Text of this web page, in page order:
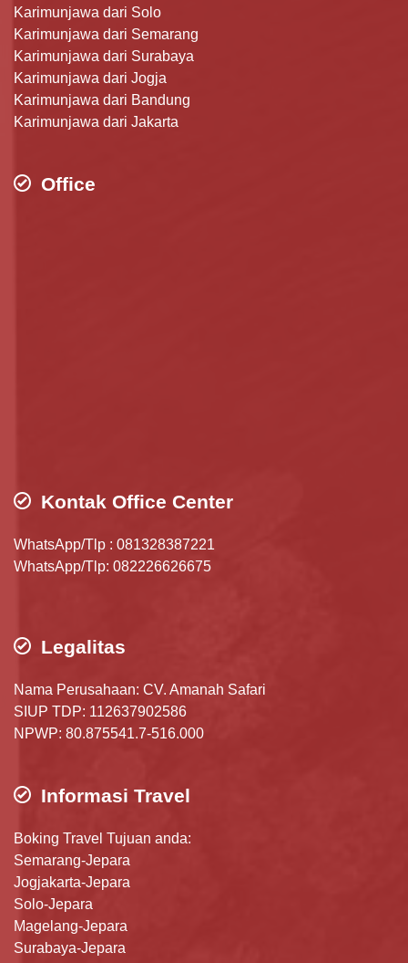
Karimunjawa dari Solo
Karimunjawa dari Semarang
Karimunjawa dari Surabaya
Karimunjawa dari Jogja
Karimunjawa dari Bandung
Karimunjawa dari Jakarta
Office
Kontak Office Center
WhatsApp/Tlp : 081328387221
WhatsApp/Tlp: 082226626675
Legalitas
Nama Perusahaan: CV. Amanah Safari
SIUP TDP: 112637902586
NPWP: 80.875541.7-516.000
Informasi Travel
Boking Travel Tujuan anda:
Semarang-Jepara
Jogjakarta-Jepara
Solo-Jepara
Magelang-Jepara
Surabaya-Jepara